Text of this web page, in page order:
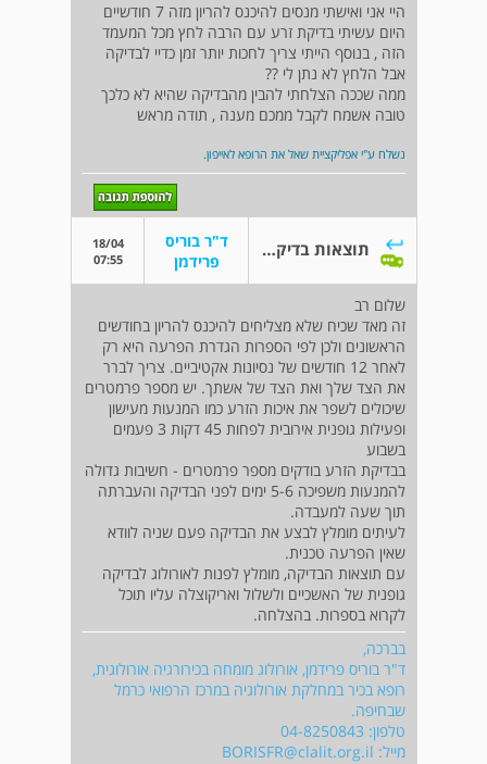
היי אני ואישתי מנסים להיכנס להריון מזה 7 חודשיים
היום עשיתי בדיקת זרע עם הרבה לחץ מכל המעמד
הזה , בנוסף הייתי צריך לחכות יותר זמן כדיי לבדיקה
אבל הלחץ לא נתן לי ??
ממה שככה הצלחתי להבין מהבדיקה שהיא לא כלכך
טובה אשמח לקבל ממכם מענה , תודה מראש
נשלח ע"י אפליקציית שאל את הרופא לאייפון.
תוצאות בדיקת זרע
ד"ר בוריס
פרידמן
18/04
07:55
שלום רב
זה מאד שכיח שלא מצליחים להיכנס להריון בחודשים
הראשונים ולכן לפי הספרות הגדרת הפרעה היא רק
לאחר 12 חודשים של נסיונות אקטיביים. צריך לברר
את הצד שלך ואת הצד של אשתך. יש מספר פרמטרים
שיכולים לשפר את איכות הזרע כמו המנעות מעישון
ופעילות גופנית אירובית לפחות 45 דקות 3 פעמים
בשבוע
בבדיקת הזרע בודקים מספר פרמטרים - חשיבות גדולה
להמנעות משפיכה 5-6 ימים לפני הבדיקה והעברתה
תוך שעה למעבדה.
לעיתים מומלץ לבצע את הבדיקה פעם שניה לוודא
שאין הפרעה טכנית.
עם תוצאות הבדיקה, מומלץ לפנות לאורולוג לבדיקה
גופנית של האשכיים ולשלול ואריקוצלה עליו תוכל
לקרוא בספרות. בהצלחה.
בברכה,
ד"ר בוריס פרידמן, אורולוג מומחה בכירורגיה אורולוגית,
רופא בכיר במחלקת אורולוגיה במרכז הרפואי כרמל
שבחיפה.
טלפון: 04-8250843
מייל: BORISFR@clalit.org.il